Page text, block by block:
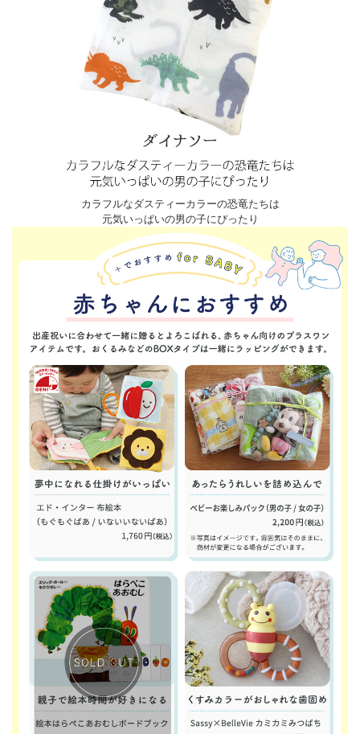
カラフルなダスティーカラーの恐竜たちは
元気いっぱいの男の子にぴったり